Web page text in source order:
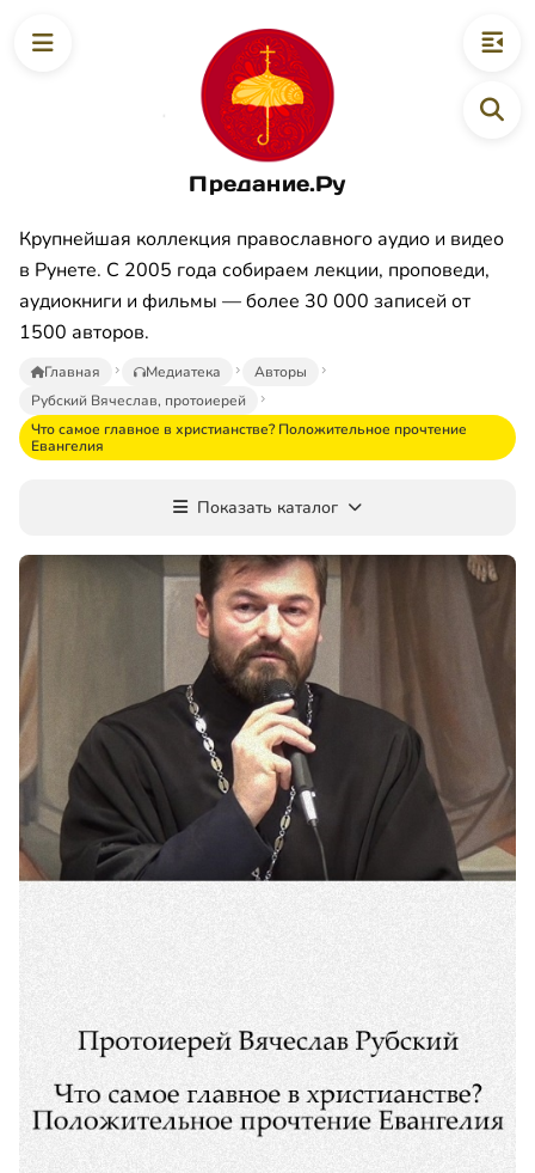
Предание.Ру
Крупнейшая коллекция православного аудио и видео
в Рунете. С 2005 года собираем лекции, проповеди,
аудиокниги и фильмы — более 30 000 записей от
1500 авторов.
Главная Медиатека
Авторы
Рубский Вячеслав, протоиерей
Что самое главное в христианстве? Положительное прочтение
Евангелия
Показать каталог